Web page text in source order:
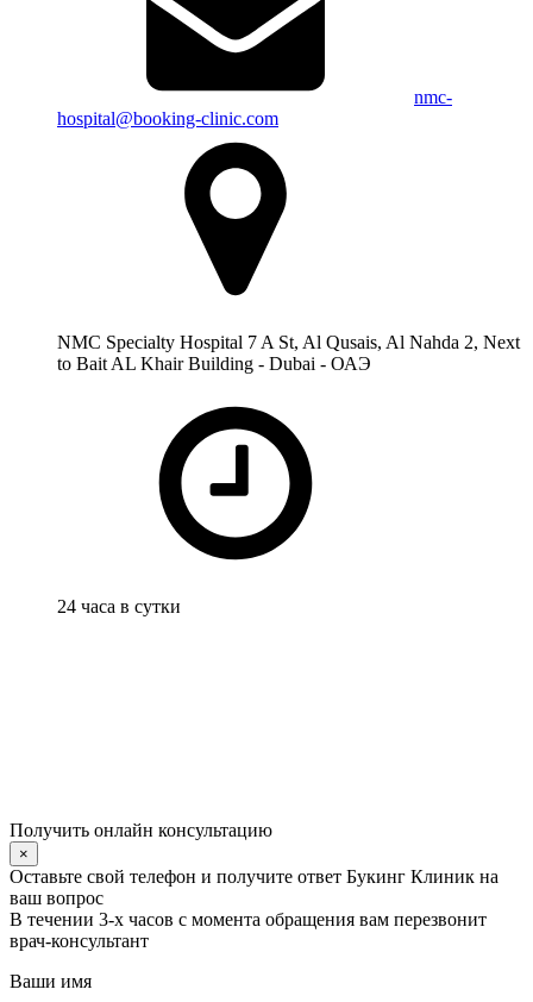
nmc-
hospital@booking-clinic.com
NMC Specialty Hospital 7 A St, Al Qusais, Al Nahda 2, Next
to Bait AL Khair Building - Dubai - ОАЭ
24 часа в сутки
Получить онлайн консультацию
×
Оставьте свой телефон и получите ответ Букинг Клиник на
ваш вопрос
В течении 3-х часов с момента обращения вам перезвонит
врач-консультант
Ваши имя